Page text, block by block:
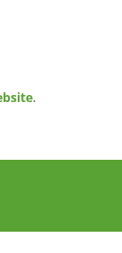
.